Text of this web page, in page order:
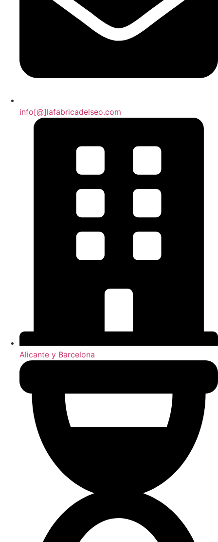
info[@]lafabricadelseo.com
Alicante y Barcelona